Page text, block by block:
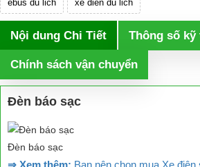
ebus du lich xe dien du lich
Nội dung Chi Tiết Thông số kỹ
Chính sách vận chuyển
Đèn báo sạc
Đèn báo sạc
⇒ Xem thêm: Bạn nên chọn mua Xe